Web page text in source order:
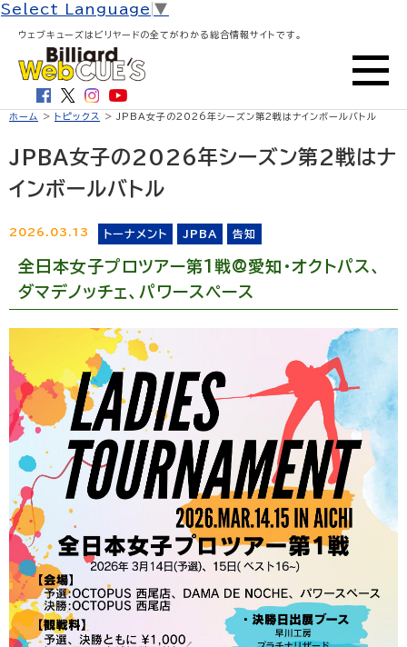
Select Language ▼
ウェブキューズはビリヤードの全てがわかる総合情報サイトです。
ホーム > トピックス > JPBA女子の2026年シーズン第2戦はナインボールバトル
JPBA女子の2026年シーズン第2戦はナ
インボールバトル
2026.03.13 トーナメント JPBA 告知
全日本女子プロツアー第1戦@愛知・オクトパス、
ダマデノッチェ、パワースペース